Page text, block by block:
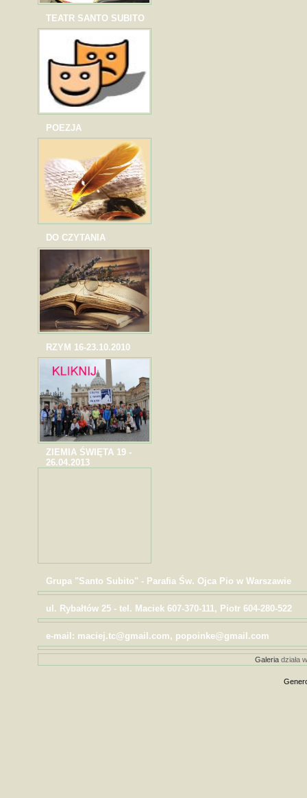
TEATR SANTO SUBITO
POEZJA
DO CZYTANIA
RZYM 16-23.10.2010
ZIEMIA ŚWIĘTA 19 -
26.04.2013
Grupa "Santo Subito" - Parafia Św. Ojca Pio w Warszawie
ul. Rybałtów 25 - tel. Maciek 607-370-111, Piotr 604-280-522
e-mail: maciej.tc@gmail.com, popoinke@gmail.com
Galeriadziała